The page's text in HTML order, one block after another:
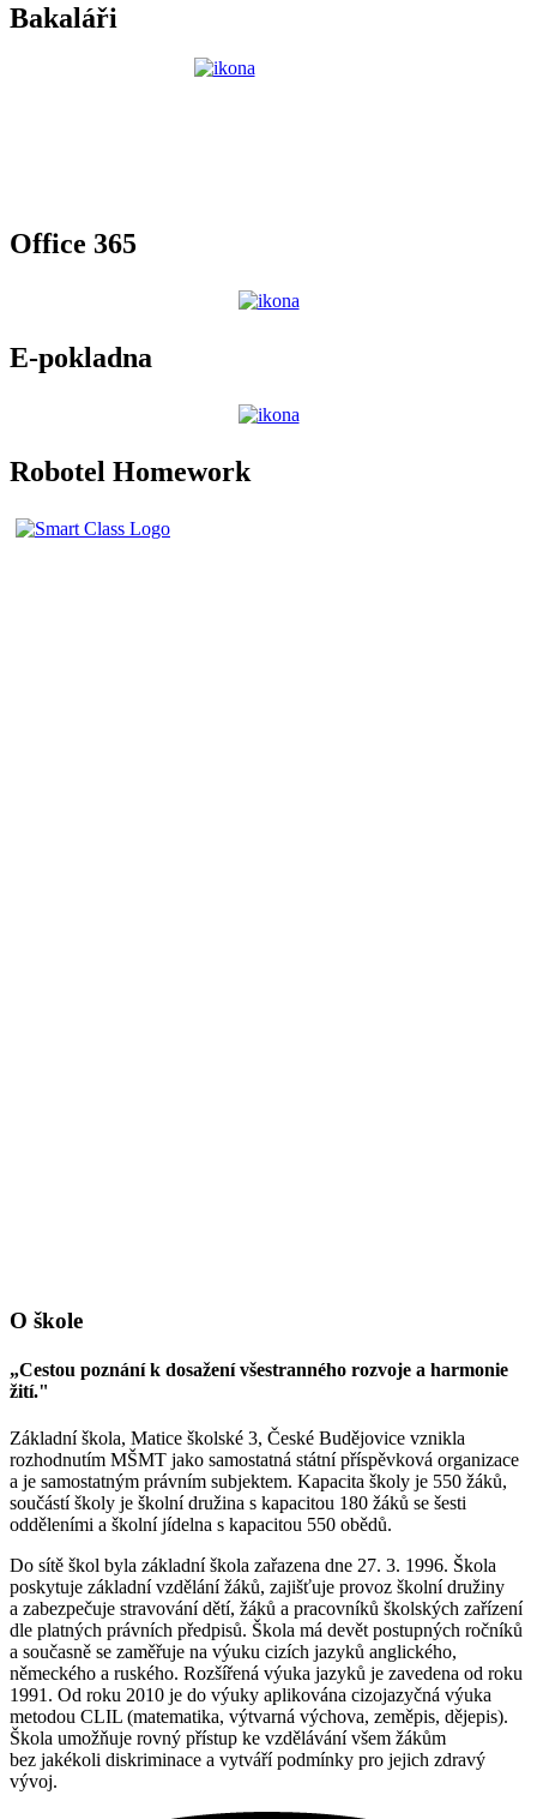
Bakaláři
Office 365
E-pokladna
Robotel Homework
O škole
„Cestou poznání k dosažení všestranného rozvoje a harmonie
žití."
Základní škola, Matice školské 3, České Budějovice vznikla
rozhodnutím MŠMT jako samostatná státní příspěvková organizace
a je samostatným právním subjektem. Kapacita školy je 550 žáků,
součástí školy je školní družina s kapacitou 180 žáků se šesti
odděleními a školní jídelna s kapacitou 550 obědů.
Do sítě škol byla základní škola zařazena dne 27. 3. 1996. Škola
poskytuje základní vzdělání žáků, zajišťuje provoz školní družiny
a zabezpečuje stravování dětí, žáků a pracovníků školských zařízení
dle platných právních předpisů. Škola má devět postupných ročníků
a současně se zaměřuje na výuku cizích jazyků anglického,
německého a ruského. Rozšířená výuka jazyků je zavedena od roku
1991. Od roku 2010 je do výuky aplikována cizojazyčná výuka
metodou CLIL (matematika, výtvarná výchova, zeměpis, dějepis).
Škola umožňuje rovný přístup ke vzdělávání všem žákům
bez jakékoli diskriminace a vytváří podmínky pro jejich zdravý
vývoj.